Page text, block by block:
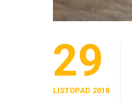
29
LISTOPAD 2018